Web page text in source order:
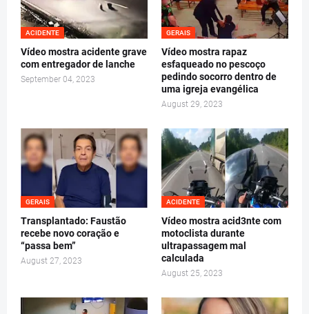
ACIDENTE
Vídeo mostra acidente grave
com entregador de lanche
September 04, 2023
GERAIS
Vídeo mostra rapaz
esfaqueado no pescoço
pedindo socorro dentro de
uma igreja evangélica
August 29, 2023
GERAIS
Transplantado: Faustão
recebe novo coração e
“passa bem”
August 27, 2023
ACIDENTE
Vídeo mostra acid3nte com
motoclista durante
ultrapassagem mal
calculada
August 25, 2023